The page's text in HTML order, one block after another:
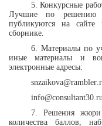
5. Конкурсные
Лучшие по решению
публикуются на сайте
сборнике.
6. Материалы по
иные материалы и
электронные адресы:
snzaikova@rambler.
info@consultant30.
7. Решения жюри
количества баллов,